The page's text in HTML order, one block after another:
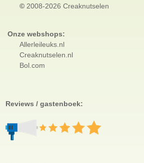
© 2008-2026 Creaknutselen
Onze webshops:
Allerleileuks.nl
Creaknutselen.nl
Bol.com
Reviews / gastenboek: